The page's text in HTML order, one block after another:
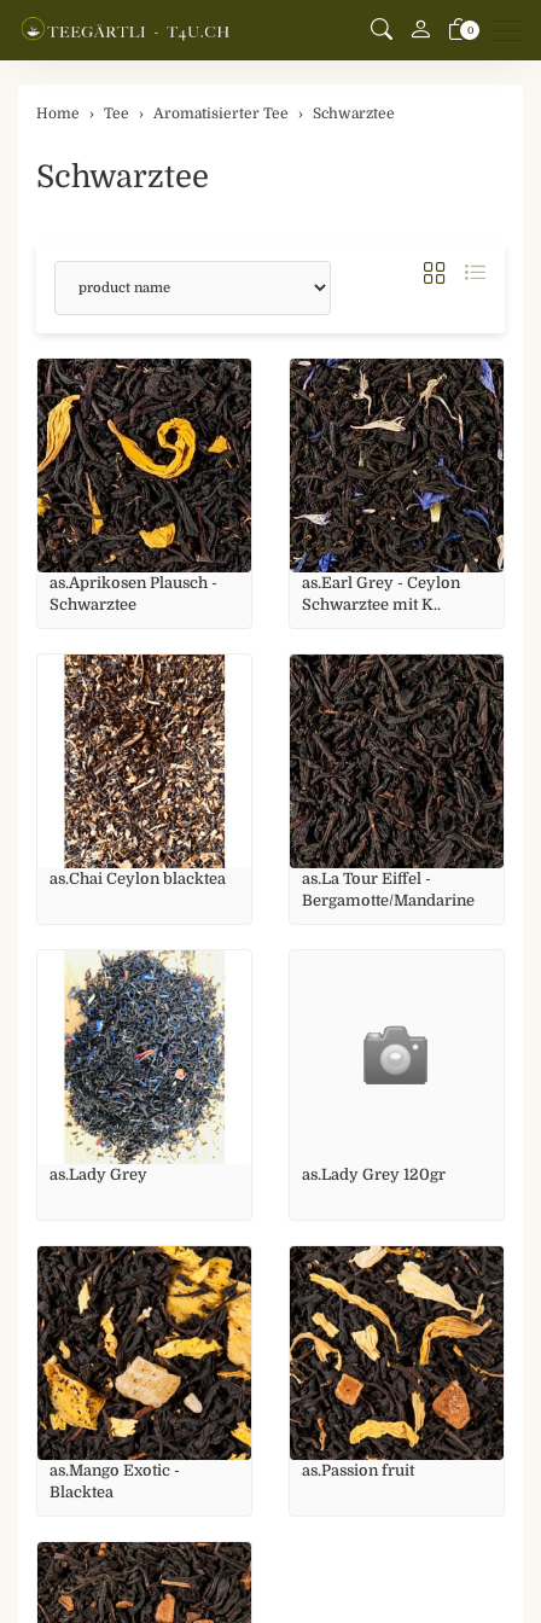
0
Home Tee Aromatisierter Tee Schwarztee
Schwarztee
as.Aprikosen Plausch -
Schwarztee
as.Earl Grey - Ceylon
Schwarztee mit K..
as.Chai Ceylon blacktea
as.La Tour Eiffel -
Bergamotte/Mandarine
as.Lady Grey as.Lady Grey 120gr
as.Mango Exotic -
Blacktea
as.Passion fruit